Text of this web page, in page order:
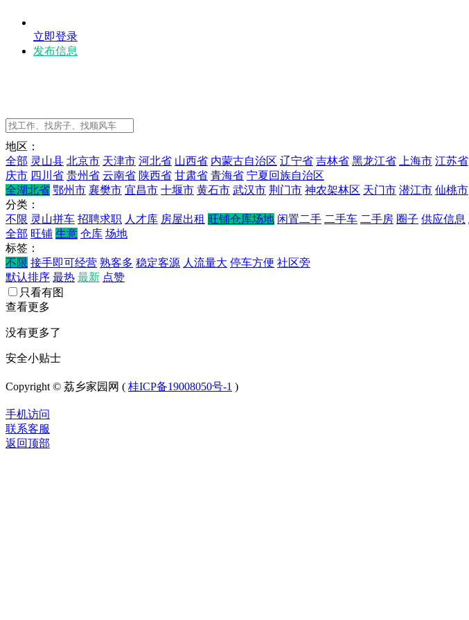
立即登录
发布信息
地区：
全部 灵山县 北京市 天津市 河北省 山西省 内蒙古自治区 辽宁省 吉林省 黑龙江省 上海市 江苏省
庆市 四川省 贵州省 云南省 陕西省 甘肃省 青海省 宁夏回族自治区
全湖北省 鄂州市 襄樊市 宜昌市 十堰市 黄石市 武汉市 荆门市 神农架林区 天门市 潜江市 仙桃市
分类：
不限 灵山拼车 招聘求职 人才库 房屋出租 旺铺仓库场地 闲置二手 二手车 二手房 圈子 供应信息
全部 旺铺 生意 仓库 场地
标签：
不限 接手即可经营 熟客多 稳定客源 人流量大 停车方便 社区旁
默认排序 最热 最新 点赞
只看有图
查看更多
没有更多了
安全小贴士
Copyright © 荔乡家园网 ( 桂ICP备19008050号-1 )
手机访问
联系客服
返回顶部